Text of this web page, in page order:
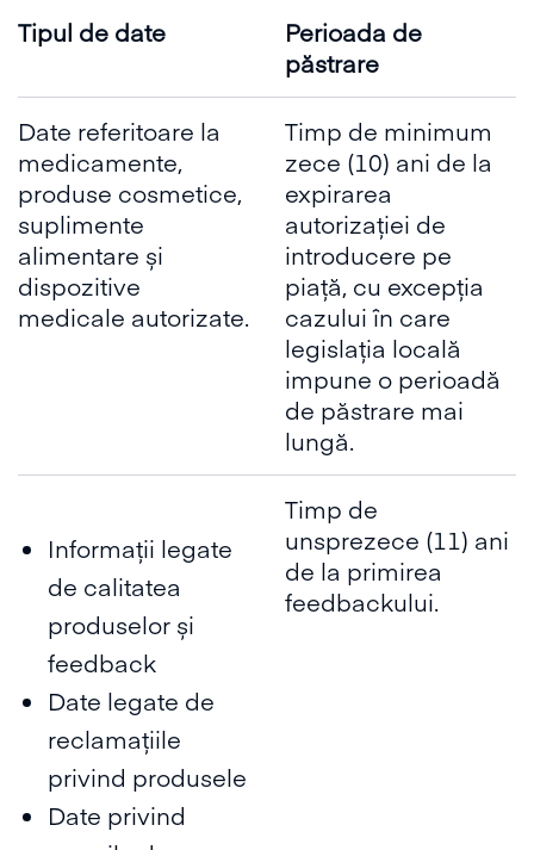
Tipul de date
Perioada de
păstrare
Date referitoare la
medicamente,
produse cosmetice,
suplimente
alimentare și
dispozitive
medicale autorizate.
Timp de minimum
zece (10) ani de la
expirarea
autorizației de
introducere pe
piață, cu excepția
cazului în care
legislația locală
impune o perioadă
de păstrare mai
lungă.
Informații legate
de calitatea
produselor și
feedback
Date legate de
reclamațiile
privind produsele
Date privind
Timp de
unsprezece (11) ani
de la primirea
feedbackului.